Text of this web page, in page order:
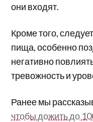
они входят.
Кроме того,
пища, особенно
негативно
тревожность и
Ранее мы
чтобы дожить до